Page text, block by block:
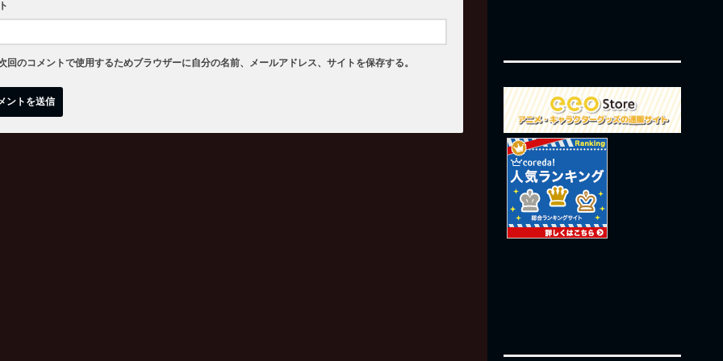
回のコメントで使用するためブラウザーに自分の名前、メールアドレス、サイトを保存する。